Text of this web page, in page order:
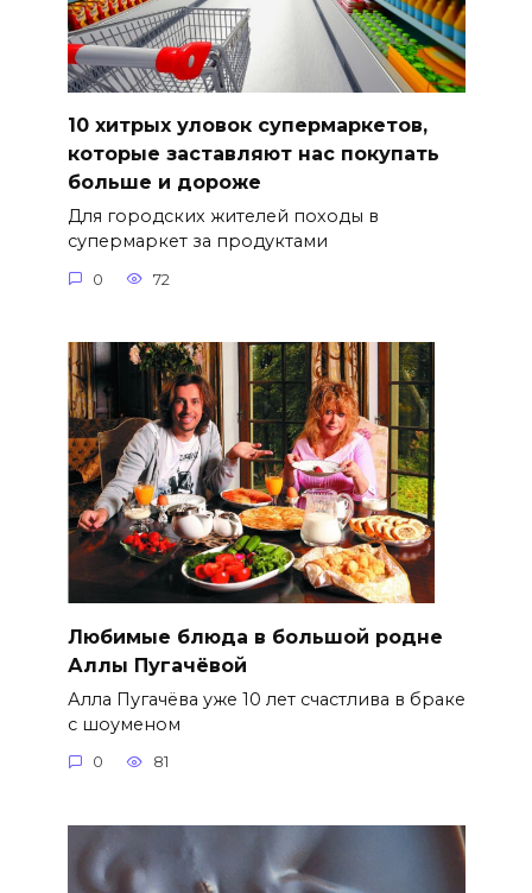
10 хитрых уловок супермаркетов,
которые заставляют нас покупать
больше и дороже
Для городских жителей походы в
супермаркет за продуктами
0 72
Любимые блюда в большой родне
Аллы Пугачёвой
Алла Пугачёва уже 10 лет счастлива в браке
с шоуменом
0 81